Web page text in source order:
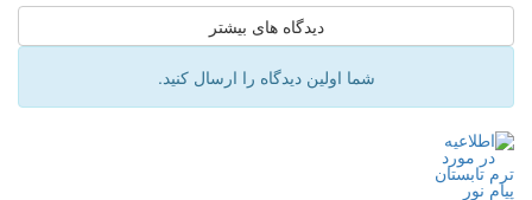
دیدگاه های بیشتر
شما اولین دیدگاه را ارسال کنید.